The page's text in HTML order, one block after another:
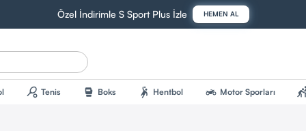
Özel İndirimle S Sport Plus İzle HEMEN AL
sports_tennis Tenis sports_mma Boks sports_handball Hentbol two_wheeler Motor Sporları